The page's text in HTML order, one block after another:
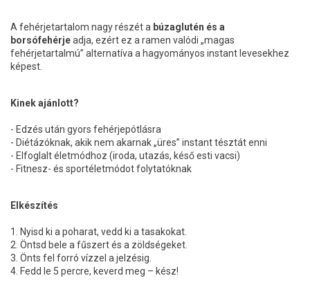
A fehérjetartalom nagy részét a búzaglutén és a
borsófehérjeadja, ezért ez a ramen valódi „magas
fehérjetartalmú” alternatíva a hagyományos instant levesekhez
képest.
Kinek ajánlott?
- Edzés után gyors fehérjepótlásra
- Diétázóknak, akik nem akarnak „üres” instant tésztát enni
- Elfoglalt életmódhoz (iroda, utazás, késő esti vacsi)
- Fitnesz- és sportéletmódot folytatóknak
Elkészítés
1. Nyisd ki a poharat, vedd ki a tasakokat.
2. Öntsd bele a fűszert és a zöldségeket.
3. Önts fel forró vízzel a jelzésig.
4. Fedd le 5 percre, keverd meg – kész!